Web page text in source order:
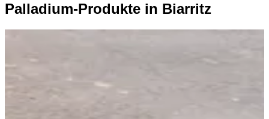
Palladium-Produkte in Biarritz